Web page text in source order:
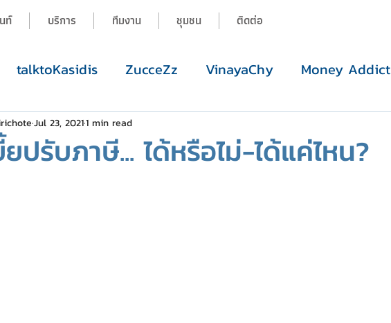
ท์ บริการ ทีมงาน ชุมชน ติดต่อ
talktoKasidis ZucceZz VinayaChy Money Addict
ปรับภาษี... ได้หรือไม่-ได้แค่ไหน?
Jul 23, 20211 min read